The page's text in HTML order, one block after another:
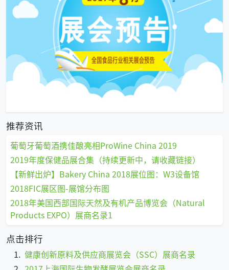
推荐资讯
葡萄牙葡萄酒携佳酿亮相ProWine China 2019
2019年度保健品展合集（持续更新中，请收藏链接）
【新鲜出炉】Bakery China 2018展位图：W3设备馆
2018FIC展区图-展馆分布图
2018年美国西部国际天然及有机产品博览会（Natural
Products EXPO）展商名录1
点击排行
健康创新原料及供应商展览会（SSC）展商名录